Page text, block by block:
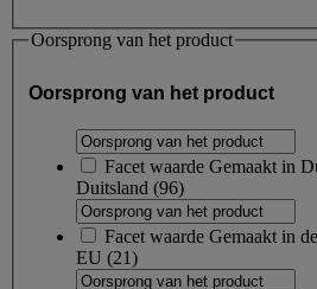
Oorsprong van het product
Oorsprong van het product
Facet waarde Gemaakt in
Duitsland (96)
Facet waarde Gemaakt in
EU (21)